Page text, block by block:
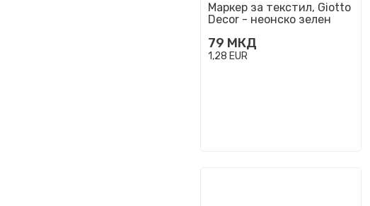
Маркер за текстил, Giotto
Decor - неонско зелен
79 МКД
1,28 EUR